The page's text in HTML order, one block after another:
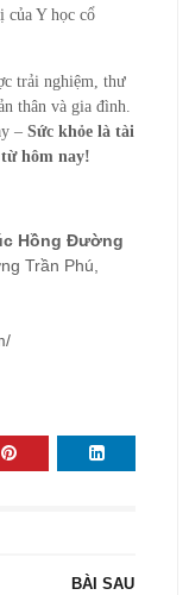
của Y học cổ
trải nghiệm, thư
thân và gia đình.
– Sức khỏe là tài
hôm nay!
Hồng Đường
Trần Phú,
BÀI SAU